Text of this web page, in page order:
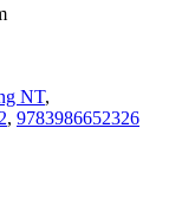
NT,
, 9783986652326